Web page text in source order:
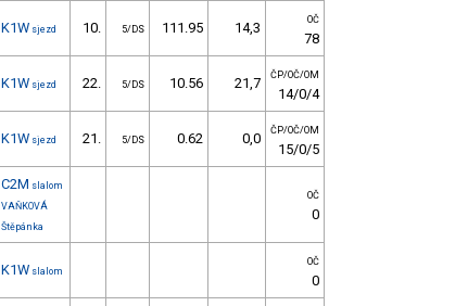
K1W sjezd 10. 5/DS 111.95 14,3 OČ
78
K1W sjezd 22. 5/DS 10.56 21,7 ČP/OČ/OM
14/0/4
K1W sjezd 21. 5/DS 0.62 0,0 ČP/OČ/OM
15/0/5
C2M slalom
VAŇKOVÁ
Štěpánka
OČ
0
K1W slalom
OČ
0